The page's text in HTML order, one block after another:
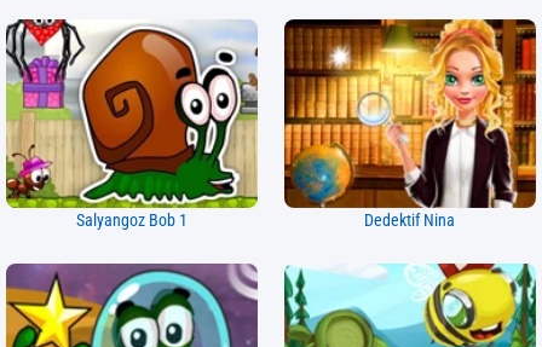
Salyangoz Bob 1 Dedektif Nina